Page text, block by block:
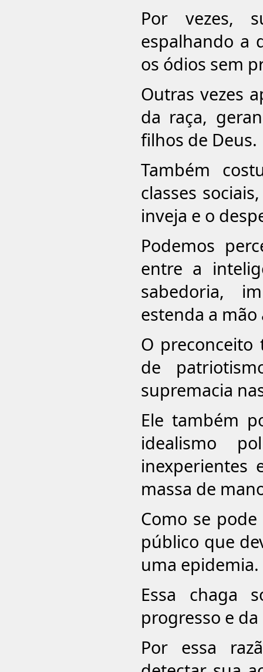
Por vezes,
espalhando a
os ódios sem
Outras vezes
da raça,
filhos de Deus.
Também
classes
inveja e o
Podemos
entre a
sabedoria,
estenda a
O preconceito
de
supremacia
Ele também
idealismo
inexperientes
massa de
Como se
público que
uma epidemia.
Essa chaga
progresso e da
Por essa